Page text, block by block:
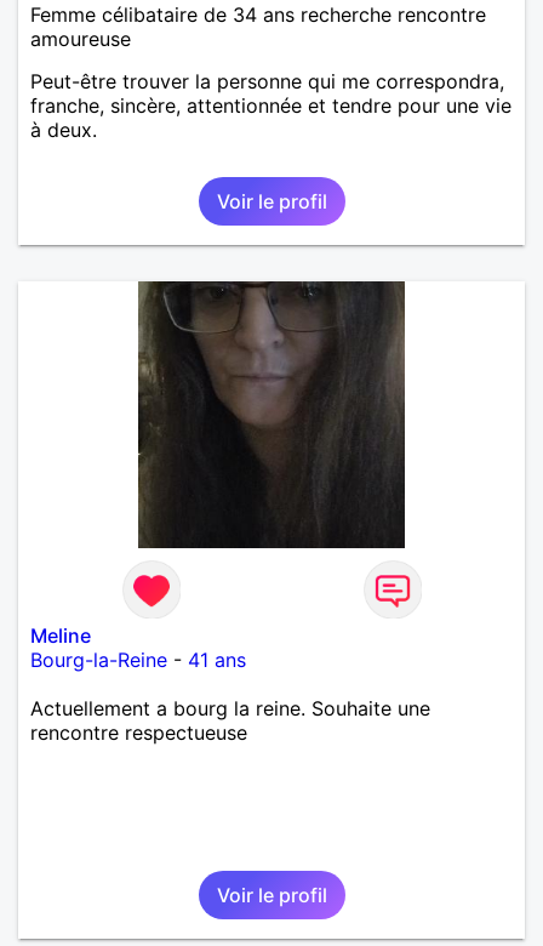
Femme célibataire de 34 ans recherche rencontre
amoureuse
Peut-être trouver la personne qui me correspondra,
franche, sincère, attentionnée et tendre pour une vie
à deux.
Voir le profil
Meline
Bourg-la-Reine - 41 ans
Actuellement a bourg la reine. Souhaite une
rencontre respectueuse
Voir le profil